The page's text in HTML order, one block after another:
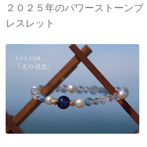
２０２５年のパワーストーンブ
レスレット